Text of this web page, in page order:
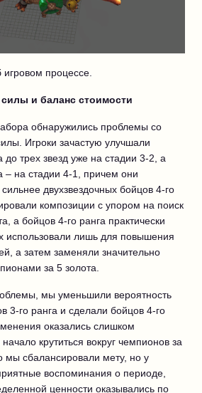
процессе.
и баланс стоимости
обнаружились проблемы со
Игроки зачастую улучшали
до трех звезд уже на стадии 3-2, а
– на стадии 4-1, причем они
двухзвездочных бойцов 4-го
композиции с упором на поиск
а бойцов 4-го ранга практически
использовали лишь для повышения
а затем заменяли значительно
за 5 золота.
мы уменьшили вероятность
3-го ранга и сделали бойцов 4-го
оказались слишком
крутиться вокруг чемпионов за
мы сбалансировали мету, но у
воспоминания о периоде,
ценности оказывались по